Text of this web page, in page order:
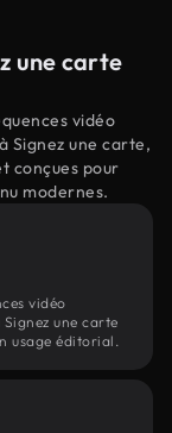
une carte
vidéo
Signez une carte,
conçues pour
modernes.
vidéo
une carte
usage éditorial.